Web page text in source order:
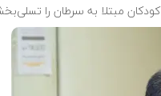
کودکان مبتلا به سرطان را